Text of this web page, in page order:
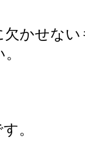
かせない
。